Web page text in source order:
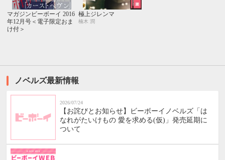
マガジンビーボーイ 2016
年12月号＜電子限定おま
け付＞
極上ジレンマ
楠木 潤
ノベルズ最新情報
2026/07/24
【お詫びとお知らせ】ビーボーイノベルズ「は
なれがたいけもの 愛を求める(仮)」発売延期に
ついて